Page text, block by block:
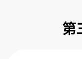
第